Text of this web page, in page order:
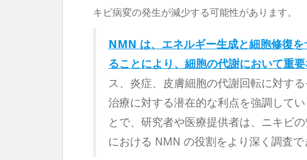
キビ病変の発生が減少する可能性があります。
NMN は、エネルギー生成と細胞修復
ることにより、細胞の代謝において重要
ス、炎症、皮膚細胞の代謝回転に対す
治療に対する潜在的な利点を強調して
とで、研究者や医療提供者は、ニキビ
における NMN の役割をより深く調査で